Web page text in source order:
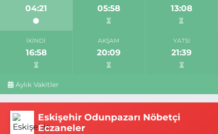
04:21 05:58 13:08
İKINDI
16:58
AKŞAM
20:09
YATSI
21:39
Aylık Vakitler
Eskişehir Odunpazarı Nöbetçi
Eczaneler